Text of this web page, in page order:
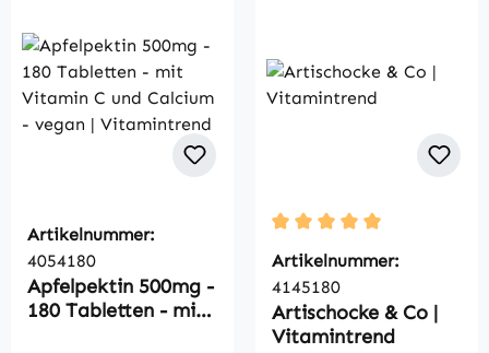
Artikelnummer:
4054180
Apfelpektin 500mg -
180 Tabletten - mit
Durchschnittliche
Artikelnummer:
4145180
Artischocke & Co |
Vitamintrend